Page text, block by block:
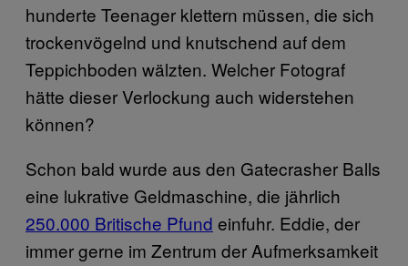
hunderte Teenager klettern müssen, die sich
trockenvögelnd und knutschend auf dem
Teppichboden wälzten. Welcher Fotograf
hätte dieser Verlockung auch widerstehen
können?
Schon bald wurde aus den Gatecrasher Balls
eine lukrative Geldmaschine, die jährlich
250.000 Britische Pfund einfuhr. Eddie, der
immer gerne im Zentrum der Aufmerksamkeit